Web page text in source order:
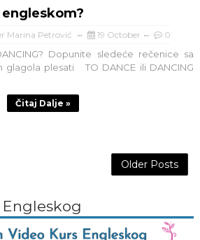
engleskom?
Marina Petrović 19 October 0
Dopunite sledeće rečenice sa
glagola plesati TO DANCE ili DANCING
Čitaj Dalje »
Older Posts
Engleskog